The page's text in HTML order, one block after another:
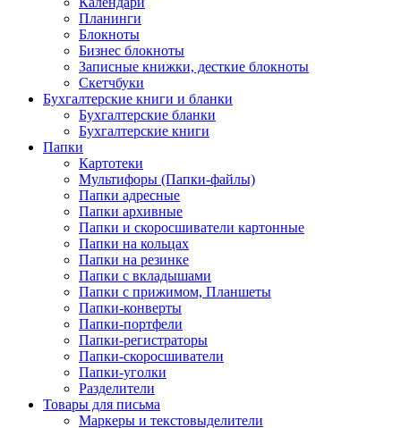
Планинги
Блокноты
Бизнес блокноты
Записные книжки, десткие блокноты
Скетчбуки
Бухгалтерские книги и бланки
Бухгалтерские бланки
Бухгалтерские книги
Папки
Картотеки
Мультифоры (Папки-файлы)
Папки адресные
Папки архивные
Папки и скоросшиватели картонные
Папки на кольцах
Папки на резинке
Папки с вкладышами
Папки с прижимом, Планшеты
Папки-конверты
Папки-портфели
Папки-регистраторы
Папки-скоросшиватели
Папки-уголки
Разделители
Товары для письма
Маркеры и текстовыделители